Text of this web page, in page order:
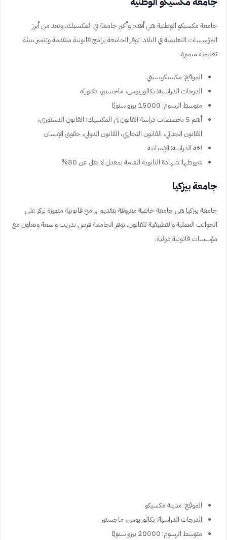
جامعة مكسيكو الوطنية هي أقدم وأكبر جامعة في المكسيك، وتعد من أبرز
المؤسسات التعليمية في البلاد. توفر الجامعة برامج قانونية متقدمة وتتميز ببيئة
تعليمية متميزة.
الموقع: مكسيكو سيتي
الدرجات الدراسية: بكالوريوس، ماجستير، دكتوراه
متوسط الرسوم: 15000 بيزو سنويًا
أهم 5 تخصصات دراسة القانون في المكسيك: القانون الدستوري،
القانون الجنائي، القانون التجاري، القانون الدولي، حقوق الإنسان
لغة الدراسة: الإسبانية
شروطها: شهادة الثانوية العامة بمعدل لا يقل عن 80%
جامعة بيزكيا
جامعة بيزكيا هي جامعة خاصة معروفة بتقديم برامج قانونية متميزة تركز على
الجوانب العملية والتطبيقية للقانون. توفر الجامعة فرص تدريب واسعة وتعاون مع
مؤسسات قانونية دولية.
الموقع: مدينة مكسيكو
الدرجات الدراسية: بكالوريوس، ماجستير
متوسط الرسوم: 20000 بيزو سنويًا